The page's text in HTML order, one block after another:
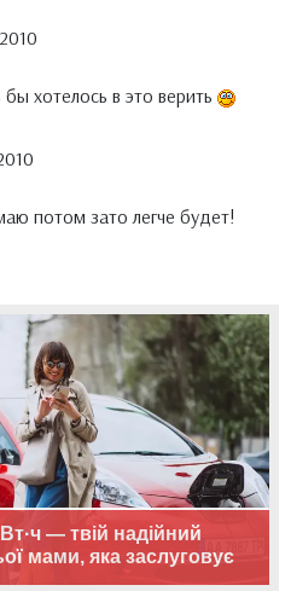
хотелось в это верить
потом зато легче будет!
— твій надійний
мами, яка заслуговує